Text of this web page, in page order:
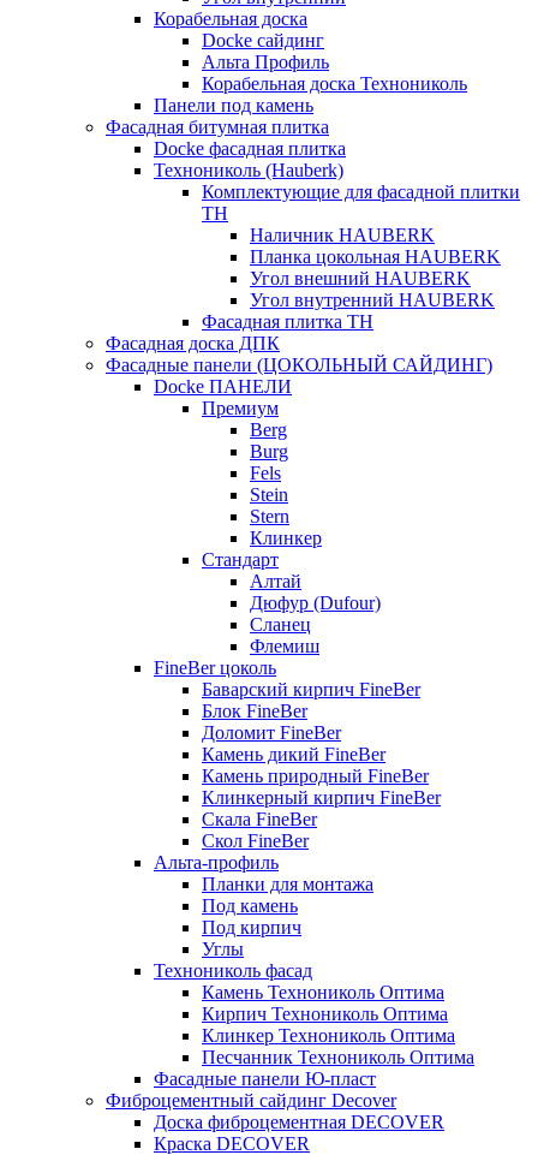
Корабельная доска
Docke сайдинг
Альта Профиль
Корабельная доска Технониколь
Панели под камень
Фасадная битумная плитка
Docke фасадная плитка
Технониколь (Hauberk)
Комплектующие для фасадной плитки
ТН
Наличник HAUBERK
Планка цокольная HAUBERK
Угол внешний HAUBERK
Угол внутренний HAUBERK
Фасадная плитка ТН
Фасадная доска ДПК
Фасадные панели (ЦОКОЛЬНЫЙ САЙДИНГ)
Docke ПАНЕЛИ
Премиум
Berg
Burg
Fels
Stein
Stern
Клинкер
Стандарт
Алтай
Дюфур (Dufour)
Сланец
Флемиш
FineBer цоколь
Баварский кирпич FineBer
Блок FineBer
Доломит FineBer
Камень дикий FineBer
Камень природный FineBer
Клинкерный кирпич FineBer
Скала FineBer
Скол FineBer
Альта-профиль
Планки для монтажа
Под камень
Под кирпич
Углы
Технониколь фасад
Камень Технониколь Оптима
Кирпич Технониколь Оптима
Клинкер Технониколь Оптима
Песчанник Технониколь Оптима
Фасадные панели Ю-пласт
Фиброцементный сайдинг Decover
Доска фиброцементная DECOVER
Краска DECOVER